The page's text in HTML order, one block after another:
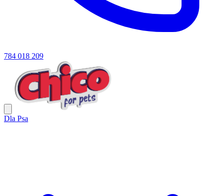
784 018 209
Dla Psa